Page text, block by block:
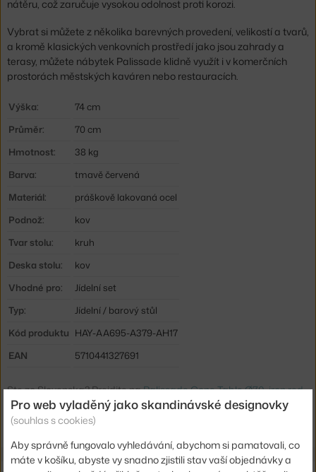
nátěru, což zaručuje vysokou odolnost proti korozi.
Vybrat si můžete z několika barevných provedení, velikostí a tvarů,
a kromě klasických venkovních prostředí jako jsou zahrady a
terasy, můžete nábytek Palissade klidně využít i v komerčních
prostorách městských kaváren nebo restauracích.
Výška:
74 cm
Průměr:
70 cm
Hmotnost:
38 kg
Barva:
tmavě červená
Materiál:
práškově lakovaná ocel
Podnož:
kov
Tvar stolu:
kruh
Deska stolu:
kov
Vhodné pro:
Jídelní set
Typ:
Jídelní / barový stůl
Kód produktu HAY-AA695-A379-AH17
EAN
5710441327691
Ste zo Slovenska? Prejdite naPalissade Cone Table Ø70, iron red
Shopping from the EU? Switch toPalissade Cone Table Ø70, iron
red
Pro web vyladěný jako skandinávské designovky
(souhlas s cookies)
Aby správně fungovalo vyhledávání, abychom si pamatovali, co
máte v košíku, abyste vy snadno zjistili stav vaší objednávky a